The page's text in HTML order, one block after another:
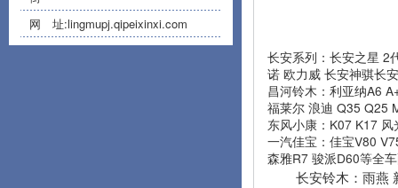
网 址:lingmupj.qipeixinxi.com
长安系列：长安之星 2
诺 欧力威 长安神骐长
昌河铃木：利亚纳A6
福莱尔 浪迪 Q35 Q25
东风小康：K07 K17
一汽佳宝：佳宝V80
森雅R7 骏派D60等全
长安铃木：雨燕